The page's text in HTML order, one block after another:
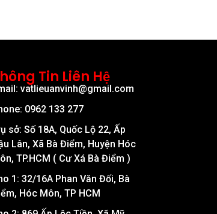
Tin Liên Hệ
vatlieuanvinh@gmail.com
0962 133 277
sở: Số 18A, Quốc Lộ 22, Ấp
Lân, Xã Bà Điểm, Huyện Hóc
TP.HCM ( Cư Xá Bà Điểm )
1: 32/16A Phan Văn Đối, Bà
Hóc Môn, TP HCM